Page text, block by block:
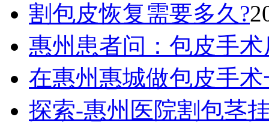
割包皮恢复需要多久?
惠州患者问：包皮手
在惠州惠城做包皮手
探索-惠州医院割包茎